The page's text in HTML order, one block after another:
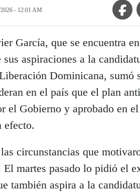
- 12:01 AM
García, que se encuentra
aspiraciones a la
Dominicana, sumó
en el país que el plan
el Gobierno y aprobado en
efecto.
circunstancias que
El martes pasado lo pidió el
también aspira a la